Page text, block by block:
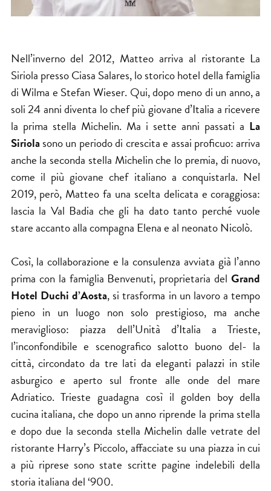
Nell’inverno del 2012, Matteo arriva al ristorante La
Siriola presso Ciasa Salares, lo storico hotel della famiglia
di Wilma e Stefan Wieser. Qui, dopo meno di un anno, a
soli 24 anni diventa lo chef più giovane d’Italia a ricevere
la prima stella Michelin. Ma i sette anni passati a La
Siriola sono un periodo di crescita e assai proficuo: arriva
anche la seconda stella Michelin che lo premia, di nuovo,
come il più giovane chef italiano a conquistarla. Nel
2019, però, Matteo fa una scelta delicata e coraggiosa:
lascia la Val Badia che gli ha dato tanto perché vuole
stare accanto alla compagna Elena e al neonato Nicolò.
Così, la collaborazione e la consulenza avviata già l’anno
prima con la famiglia Benvenuti, proprietaria delGrand
Hotel Duchi d’Aosta, si trasforma in un lavoro a tempo
pieno in un luogo non solo prestigioso, ma anche
meraviglioso: piazza dell’Unità d’Italia a Trieste,
l’inconfondibile e scenografico salotto buono del- la
città, circondato da tre lati da eleganti palazzi in stile
asburgico e aperto sul fronte alle onde del mare
Adriatico. Trieste guadagna così il golden boy della
cucina italiana, che dopo un anno riprende la prima stella
e dopo due la seconda stella Michelin dalle vetrate del
ristorante Harry’s Piccolo, affacciate su una piazza in cui
a più riprese sono state scritte pagine indelebili della
storia italiana del ‘900.